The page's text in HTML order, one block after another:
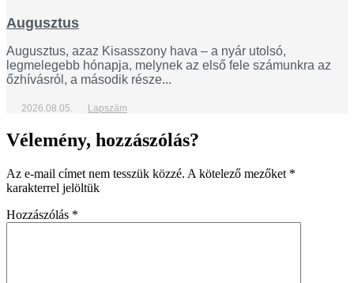
Augusztus
Augusztus, azaz Kisasszony hava – a nyár utolsó,
legmelegebb hónapja, melynek az első fele számunkra az
őzhívásról, a második része...
2026.08.05. Lapszám
Vélemény, hozzászólás?
Az e-mail címet nem tesszük közzé. A kötelező mezőket *
karakterrel jelöltük
Hozzászólás *